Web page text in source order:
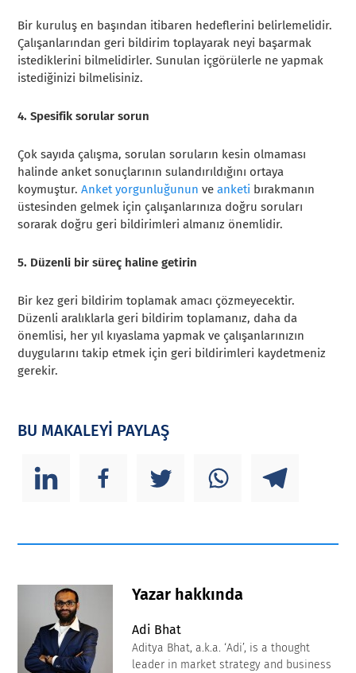
Bir kuruluş en başından itibaren hedeflerini belirlemelidir.
Çalışanlarından geri bildirim toplayarak neyi başarmak
istediklerini bilmelidirler. Sunulan içgörülerle ne yapmak
istediğinizi bilmelisiniz.
4. Spesifik sorular sorun
Çok sayıda çalışma, sorulan soruların kesin olmaması
halinde anket sonuçlarının sulandırıldığını ortaya
koymuştur.Anket yorgunluğunun veanketi bırakmanın
üstesinden gelmek için çalışanlarınıza doğru soruları
sorarak doğru geri bildirimleri almanız önemlidir.
5. Düzenli bir süreç haline getirin
Bir kez geri bildirim toplamak amacı çözmeyecektir.
Düzenli aralıklarla geri bildirim toplamanız, daha da
önemlisi, her yıl kıyaslama yapmak ve çalışanlarınızın
duygularını takip etmek için geri bildirimleri kaydetmeniz
gerekir.
BU MAKALEYİ PAYLAŞ
Yazar hakkında
Adi Bhat
Aditya Bhat, a.k.a. ‘Adi’, is a thought
leader in market strategy and business